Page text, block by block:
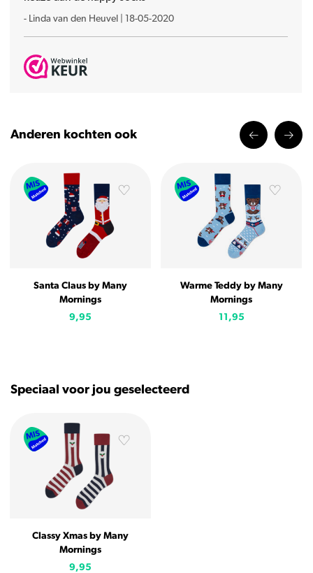
- Linda van den Heuvel 18-05-2020
Anderen kochten ook
Santa Claus by Many
Mornings
9,95
Warme Teddy by Many
Mornings
11,95
Speciaal voor jou geselecteerd
Classy Xmas by Many
Mornings
9,95